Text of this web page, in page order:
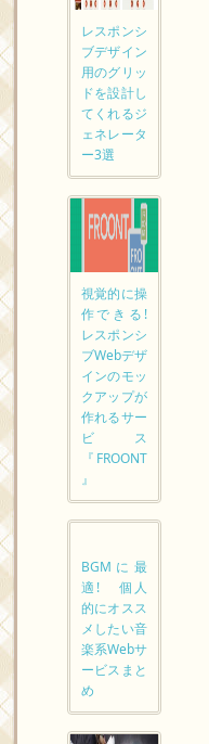
レスポンシ
ブデザイン
用のグリッ
ドを設計し
てくれるジ
ェネレータ
ー3選
視覚的に操
作できる!
レスポンシ
ブWebデザ
インのモッ
クアップが
作れるサー
ビス
『FROONT
』
BGMに最
適! 個人
的にオスス
メしたい音
楽系Webサ
ービスまと
め